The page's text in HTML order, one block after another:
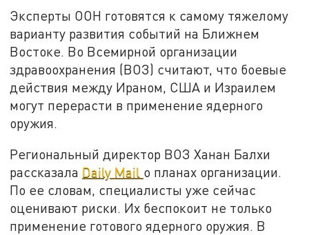
Эксперты ООН готовятся к самому тяжелому
варианту развития событий на Ближнем
Востоке. Во Всемирной организации
здравоохранения (ВОЗ) считают, что боевые
действия между Ираном, США и Израилем
могут перерасти в применение ядерного
оружия.
Региональный директор ВОЗ Ханан Балхи
рассказала Daily Mail о планах организации.
По ее словам, специалисты уже сейчас
оценивают риски. Их беспокоит не только
применение готового ядерного оружия. В